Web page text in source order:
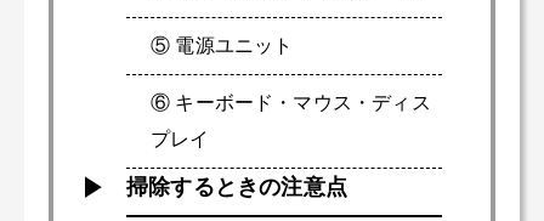
⑤ 電源ユニット
⑥ キーボード・マウス・ディス
プレイ
掃除するときの注意点